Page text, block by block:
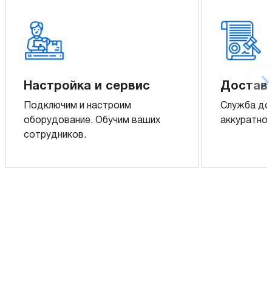
Настройка и сервис
Подключим и настроим
оборудование. Обучим ваших
сотрудников.
Служба
аккуратно